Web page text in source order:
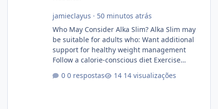
jamieclayus · 50 minutos atrás
Who May Consider Alka Slim? Alka Slim may
be suitable for adults who: Want additional
support for healthy weight management
Follow a calorie-conscious diet Exercise
plant-based ingredients Want to complement
0 respostas 14 visualizações